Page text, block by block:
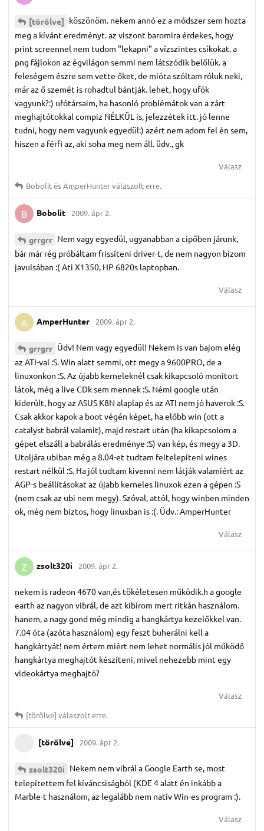
[törölve] köszönöm. nekem annó ez a módszer sem hozta
meg a kívánt eredményt. az viszont baromira érdekes, hogy
print screennel nem tudom "lekapni" a vízszintes csíkokat. a
png fájlokon az égvilágon semmi nem látszódik belőlük. a
feleségem észre sem vette őket, de mióta szóltam róluk neki,
már az ő szemét is rohadtul bántják. lehet, hogy ufók
vagyunk?:) ufótársaim, ha hasonló problémátok van a zárt
meghajtótokkal compiz NÉLKÜL is, jelezzétek itt. jó lenne
tudni, hogy nem vagyunk egyedül:) azért nem adom fel én sem,
hiszen a férfi az, aki soha meg nem áll. üdv., gk
Válasz
BobolitésAmperHunterválaszolt erre.
B Bobolit 2009. ápr 2.
grrgrr Nem vagy egyedül, ugyanabban a cipőben járunk,
bár már rég próbáltam frissíteni driver-t, de nem nagyon bízom
javulsában :( Ati X1350, HP 6820s laptopban.
Válasz
A AmperHunter 2009. ápr 2.
grrgrr Üdv! Nem vagy egyedül! Nekem is van bajom elég
az ATI-val :S. Win alatt semmi, ott megy a 9600PRO, de a
linuxonkon :S. Az újabb kerneleknél csak kikapcsoló monitort
látok, még a live CDk sem mennek :S. Némi google után
kiderült, hogy az ASUS K8N alaplap és az ATI nem jó haverok :S.
Csak akkor kapok a boot végén képet, ha előbb win (ott a
catalyst babrál valamit), majd restart után (ha kikapcsolom a
gépet elszáll a babrálás eredménye :S) van kép, és megy a 3D.
Utoljára ubiban még a 8.04-et tudtam feltelepíteni wines
restart nélkül :S. Ha jól tudtam kivenni nem látják valamiért az
AGP-s beállításokat az újabb kerneles linuxok ezen a gépen :S
(nem csak az ubi nem megy). Szóval, attól, hogy winben minden
ok, még nem biztos, hogy linuxban is :(. Üdv.: AmperHunter
Válasz
Z zsolt320i 2009. ápr 2.
nekem is radeon 4670 van,és tökéletesen működik.h a google
earth az nagyon vibrál, de azt kibírom mert ritkán használom.
hanem, a nagy gond még mindig a hangkártya kezelőkkel van.
7.04 óta (azóta használom) egy feszt buherálni kell a
hangkártyát! nem értem miért nem lehet normális jól működő
hangkártya meghajtót készíteni, mivel nehezebb mint egy
videokártya meghajtó?
Válasz
[törölve] válaszolt erre.
[törölve] 2009. ápr 2.
zsolt320i Nekem nem vibrál a Google Earth se, most
telepítettem fel kíváncsiságból (KDE 4 alatt én inkább a
Marble-t használom, az legalább nem natív Win-es program :).
Válasz